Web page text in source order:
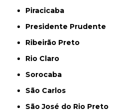
Piracicaba
Presidente Prudente
Ribeirão Preto
Rio Claro
Sorocaba
São Carlos
São José do Rio Preto